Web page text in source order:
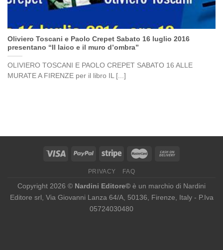
Oliviero Toscani e Paolo Crepet Sabato 16 luglio 2016
presentano “Il laico e il muro d’ombra”
OLIVIERO TOSCANI E PAOLO CREPET SABATO 16 ALLE
MURATE A FIRENZE per il libro IL [...]
PRIVACY FAQ
Copyright 2026 © Nardini Editore© è un marchio di Nardini
Editore srl, Via Giovanni Lanza 64/A, 50136, Firenze, Italy - P.Iva
05724030480